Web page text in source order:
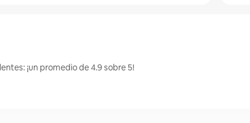
¡un promedio de 4.9 sobre 5!